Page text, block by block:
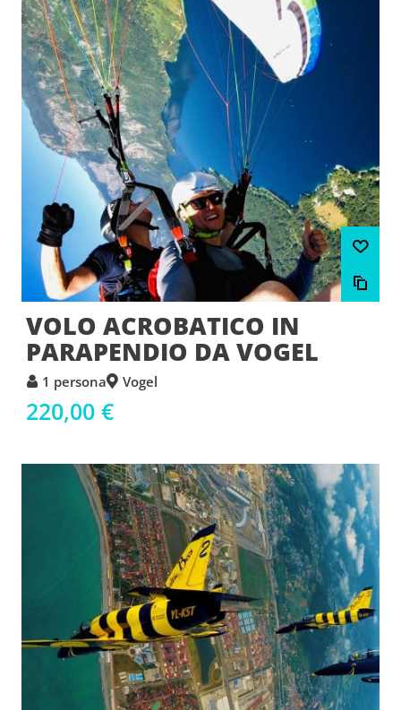
VOLO ACROBATICO IN
PARAPENDIO DA VOGEL
1 persona Vogel
220,00 €